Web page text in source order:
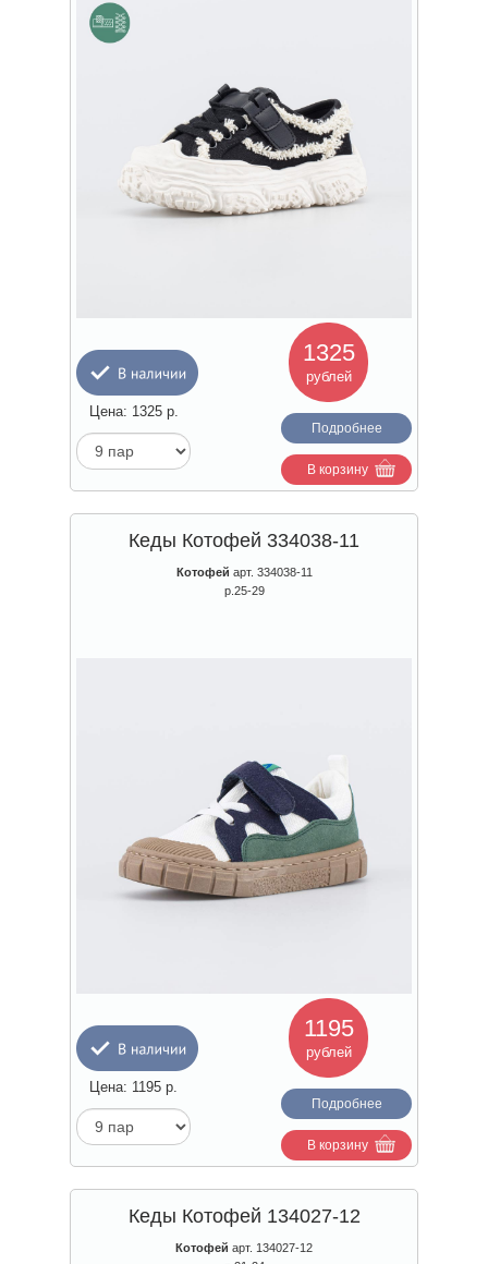
1325
рублей
Цена: 1325р.
Подробнее
В корзину
Кеды Котофей 334038-11
Котофей арт. 334038-11
р.25-29
1195
рублей
Цена: 1195 р.
Подробнее
В корзину
Кеды Котофей 134027-12
Котофей арт. 134027-12